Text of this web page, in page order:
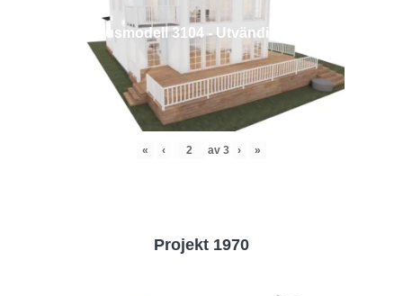
Husmodell 3104 - Utvändig vy 2
« ‹ av 3 › »
Projekt 1970